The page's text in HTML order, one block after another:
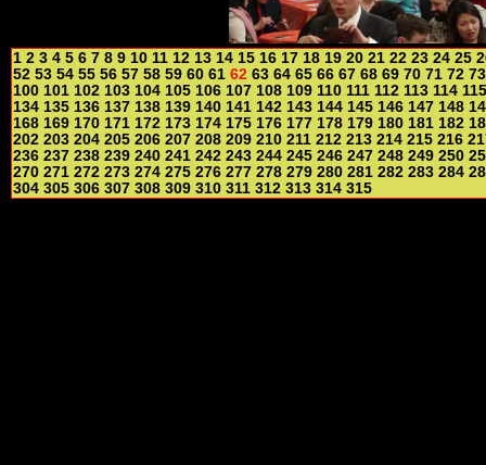
1 2 3 4 5 6 7 8 9 10 11 12 13 14 15 16 17 18 19 20 21 22 23 24 25
52 53 54 55 56 57 58 59 60 61 62 63 64 65 66 67 68 69 70 71 72 73
100 101 102 103 104 105 106 107 108 109 110 111 112 113 114 115
134 135 136 137 138 139 140 141 142 143 144 145 146 147 148
168 169 170 171 172 173 174 175 176 177 178 179 180 181 182
202 203 204 205 206 207 208 209 210 211 212 213 214 215 216
236 237 238 239 240 241 242 243 244 245 246 247 248 249 250
270 271 272 273 274 275 276 277 278 279 280 281 282 283 284
304 305 306 307 308 309 310 311 312 313 314 315